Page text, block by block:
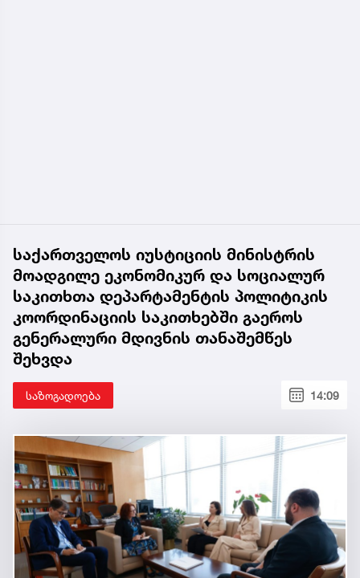
საქართველოს იუსტიციის მინისტრის
მოადგილე ეკონომიკურ და სოციალურ
საკითხთა დეპარტამენტის პოლიტიკის
კოორდინაციის საკითხებში გაეროს
გენერალური მდივნის თანაშემწეს
შეხვდა
საზოგადოება 14:09